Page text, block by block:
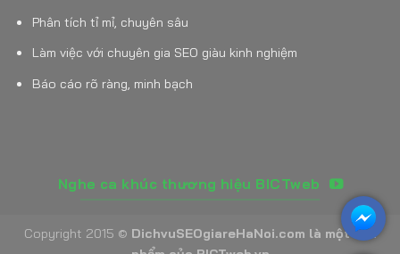
Phân tích tỉ mỉ, chuyên sâu
Làm việc với chuyên gia SEO giàu kinh nghiệm
Báo cáo rõ ràng, minh bạch
Nghe ca khúc thương hiệu BICTweb
Copyright 2015 © DichvuSEOgiareHaNoi.com là một sản